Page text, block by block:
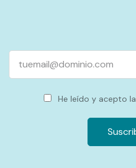
He leído y acepto la